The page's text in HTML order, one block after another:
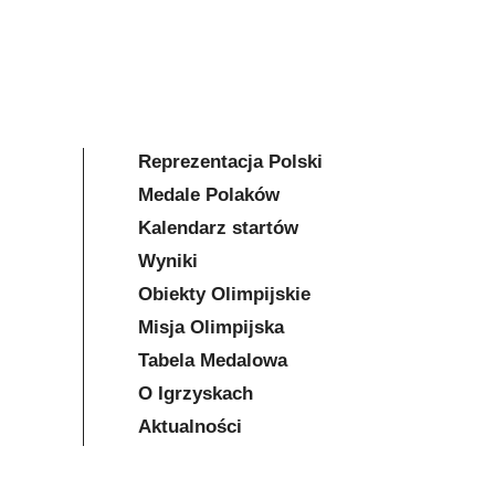
Reprezentacja Polski
Medale Polaków
Kalendarz startów
Wyniki
Obiekty Olimpijskie
Misja Olimpijska
Tabela Medalowa
O Igrzyskach
Aktualności